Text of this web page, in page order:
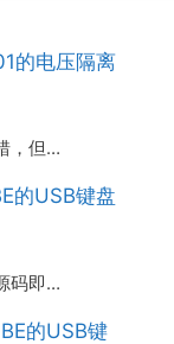
的电压隔离
，但…
的USB键盘
码即…
的USB键